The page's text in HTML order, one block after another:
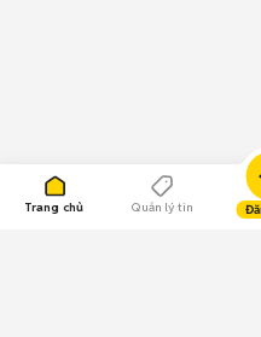
Trang chủ Quản lý tin